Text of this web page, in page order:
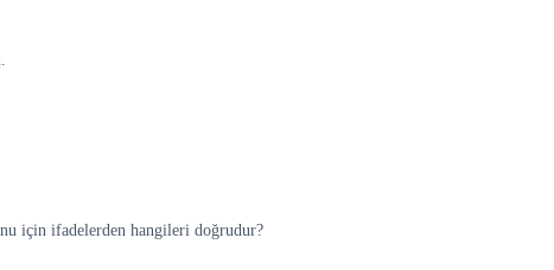
için ifadelerden hangileri doğrudur?